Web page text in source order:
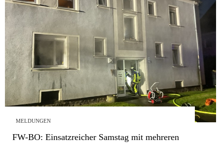
MELDUNGEN
FW-BO: Einsatzreicher Samstag mit mehreren